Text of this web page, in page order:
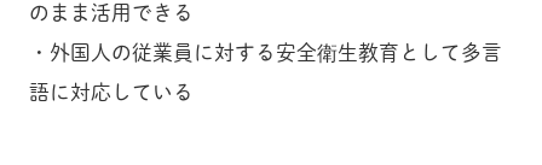
のまま活用できる
・外国人の従業員に対する安全衛生教育として多言
語に対応している